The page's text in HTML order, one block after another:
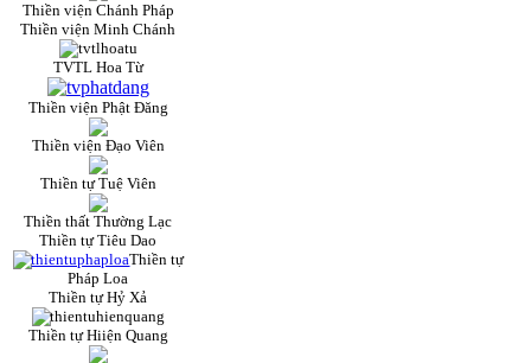
Thiền viện Chánh Pháp
Thiền viện Minh Chánh
TVTL Hoa Từ
Thiền viện Phật Đăng
Thiền viện Đạo Viên
Thiền tự Tuệ Viên
Thiền thất Thường Lạc
Thiền tự Tiêu Dao
Thiền tự
Pháp Loa
Thiền tự Hỷ Xả
Thiền tự Hiiện Quang